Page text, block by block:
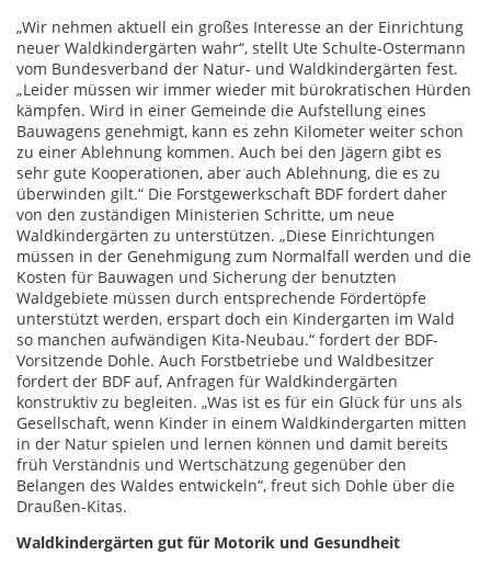
„Wir nehmen aktuell ein großes Interesse an der Einrichtung
neuer Waldkindergärten wahr“, stellt Ute Schulte-Ostermann
vom Bundesverband der Natur- und Waldkindergärten fest.
„Leider müssen wir immer wieder mit bürokratischen Hürden
kämpfen. Wird in einer Gemeinde die Aufstellung eines
Bauwagens genehmigt, kann es zehn Kilometer weiter schon
zu einer Ablehnung kommen. Auch bei den Jägern gibt es
sehr gute Kooperationen, aber auch Ablehnung, die es zu
überwinden gilt.“ Die Forstgewerkschaft BDF fordert daher
von den zuständigen Ministerien Schritte, um neue
Waldkindergärten zu unterstützen. „Diese Einrichtungen
müssen in der Genehmigung zum Normalfall werden und die
Kosten für Bauwagen und Sicherung der benutzten
Waldgebiete müssen durch entsprechende Fördertöpfe
unterstützt werden, erspart doch ein Kindergarten im Wald
so manchen aufwändigen Kita-Neubau.“ fordert der BDF-
Vorsitzende Dohle. Auch Forstbetriebe und Waldbesitzer
fordert der BDF auf, Anfragen für Waldkindergärten
konstruktiv zu begleiten. „Was ist es für ein Glück für uns als
Gesellschaft, wenn Kinder in einem Waldkindergarten mitten
in der Natur spielen und lernen können und damit bereits
früh Verständnis und Wertschätzung gegenüber den
Belangen des Waldes entwickeln“, freut sich Dohle über die
Draußen-Kitas.
Waldkindergärten gut für Motorik und Gesundheit